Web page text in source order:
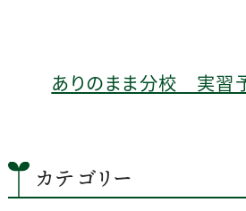
o
k
ありのまま分校 実習
カテゴリー